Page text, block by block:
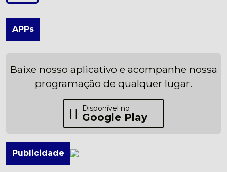
APPs
Baixe nosso aplicativo e acompanhe nossa
programação de qualquer lugar.
Disponível no
Google Play
Publicidade